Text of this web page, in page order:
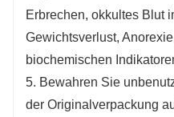
Erbrechen, okkultes Blut
Gewichtsverlust,
biochemischen
5. Bewahren Sie
der Originalverpackung